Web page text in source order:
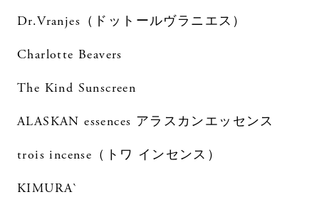
Dr.Vranjes（ドットールヴラニエス）
Charlotte Beavers
The Kind Sunscreen
ALASKAN essences アラスカンエッセンス
trois incense（トワ インセンス）
KIMURA`